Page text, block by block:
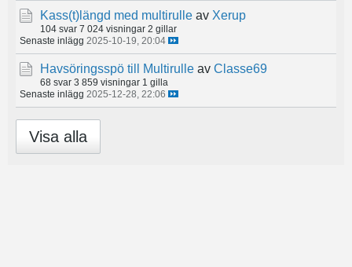
Kass(t)längd med multirulle av Xerup
104 svar 7 024 visningar 2 gillar
Senaste inlägg 2025-10-19, 20:04
Havsöringsspö till Multirulle av Classe69
68 svar 3 859 visningar 1 gilla
Senaste inlägg 2025-12-28, 22:06
Visa alla